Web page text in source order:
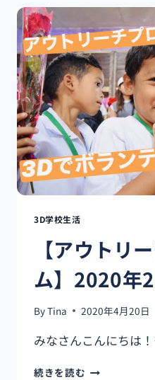
勉
法】
リ
ス
ニ
ン
グ、
文
法
力、
ス
ピ
グ
を
一
気
に
向
上？
最
3D学校生活
【アウトリ
ム】2020年
ByTina 2020年4月20日
みなさんこんにちは
続きを読む 【ア